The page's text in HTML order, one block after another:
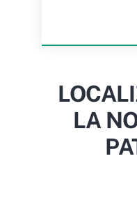
LA